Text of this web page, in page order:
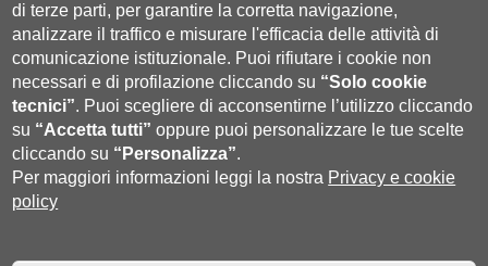
Segui UNISI
di terze parti, per garantire la corretta navigazione,
analizzare il traffico e misurare l'efficacia delle attività di
comunicazione istituzionale. Puoi rifiutare i cookie non
necessari e di profilazione cliccando su “Solo cookie
tecnici”. Puoi scegliere di acconsentirne l’utilizzo cliccando
su “Accetta tutti” oppure puoi personalizzare le tue scelte
cliccando su “Personalizza”.
Per maggiori informazioni leggi la nostra Privacy e cookie
policy